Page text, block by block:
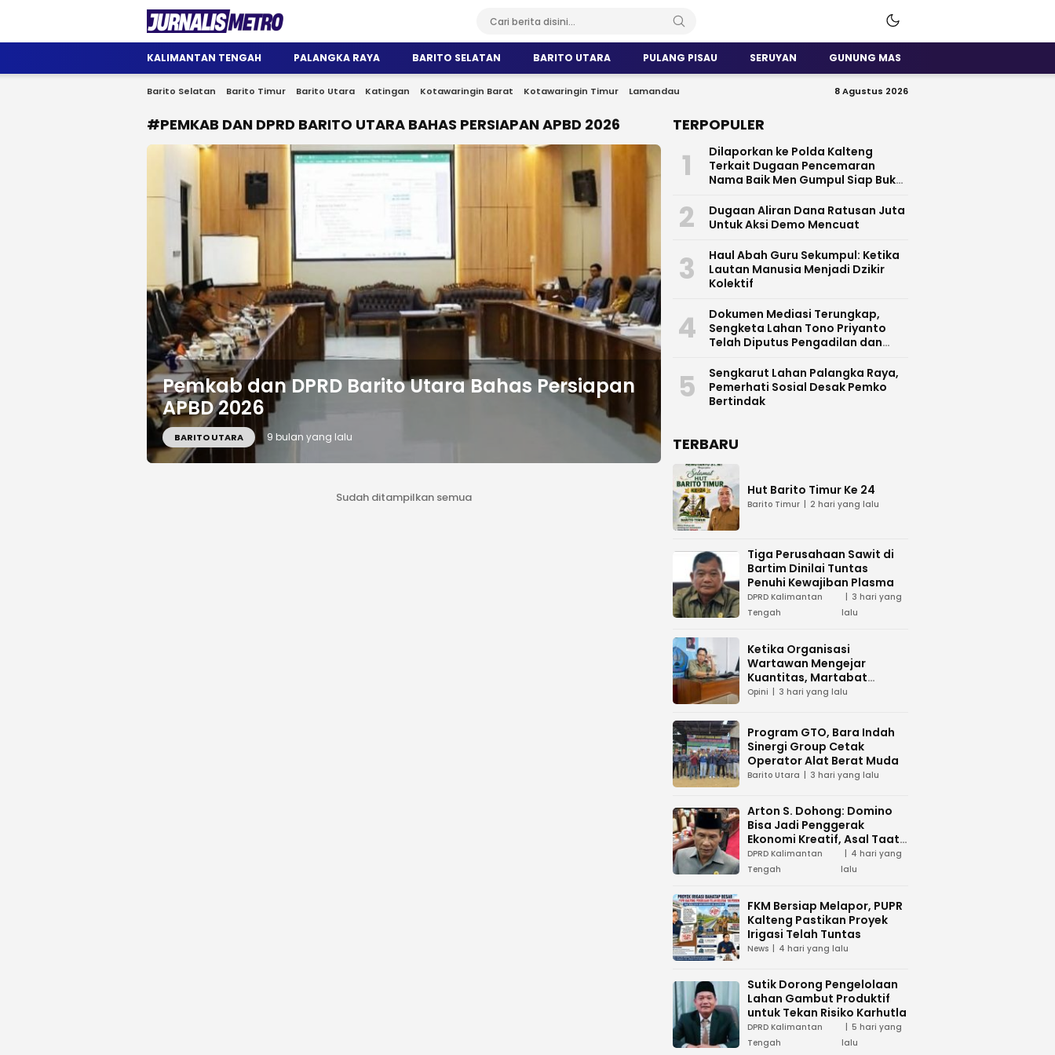
Jurnalis Metro
Satu Wadah Informasi
KALIMANTAN TENGAH PALANGKA RAYA BARITO SELATAN BARITO UTARA PULANG PISAU SERUYAN GUNUNG MAS
Barito Selatan Barito Timur Barito Utara Katingan Kotawaringin Barat Kotawaringin Timur Lamandau 8 Agustus 2026
#PEMKAB DAN DPRD BARITO UTARA BAHAS PERSIAPAN APBD 2026
Pemkab dan DPRD Barito Utara Bahas Persiapan
APBD 2026
BARITO UTARA 9 bulan yang lalu
Sudah ditampilkan semua
TERPOPULER
1
Dilaporkan ke Polda Kalteng
Terkait Dugaan Pencemaran
Nama Baik Men Gumpul Siap Buka
2
Dugaan Aliran Dana Ratusan Juta
Untuk Aksi Demo Mencuat
3
Haul Abah Guru Sekumpul: Ketika
Lautan Manusia Menjadi Dzikir
Kolektif
4
​Dokumen Mediasi Terungkap,
Sengketa Lahan Tono Priyanto
Telah Diputus Pengadilan dan
5
Sengkarut Lahan Palangka Raya,
Pemerhati Sosial Desak Pemko
Bertindak
TERBARU
Hut Barito Timur Ke 24
Barito Timur 2 hari yang lalu
Tiga Perusahaan Sawit di
Bartim Dinilai Tuntas
Penuhi Kewajiban Plasma
DPRD Kalimantan
Tengah
3 hari yang
lalu
Ketika Organisasi
Wartawan Mengejar
Kuantitas, Martabat
Profesi Menjadi Taruhan
Opini 3 hari yang lalu
Program GTO, Bara Indah
Sinergi Group Cetak
Operator Alat Berat Muda
Barito Utara 3 hari yang lalu
Arton S. Dohong: Domino
Bisa Jadi Penggerak
Ekonomi Kreatif, Asal Taat
Aturan
DPRD Kalimantan
Tengah
4 hari yang
lalu
FKM Bersiap Melapor, PUPR
Kalteng Pastikan Proyek
Irigasi Telah Tuntas
News 4 hari yang lalu
Sutik Dorong Pengelolaan
Lahan Gambut Produktif
untuk Tekan Risiko Karhutla
DPRD Kalimantan
Tengah
5 hari yang
lalu